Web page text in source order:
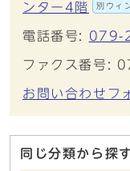
ンター4階
別ウィ
電話番号: 079-
ファクス番号:
お問い合わせフ
同じ分類から探す